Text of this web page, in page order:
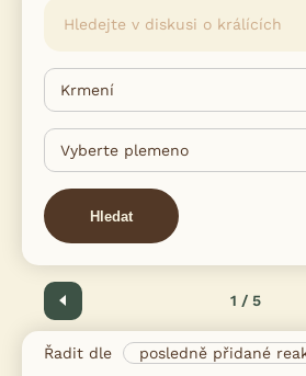
Hledat
Předchozí 1 / 5
Řadit dle